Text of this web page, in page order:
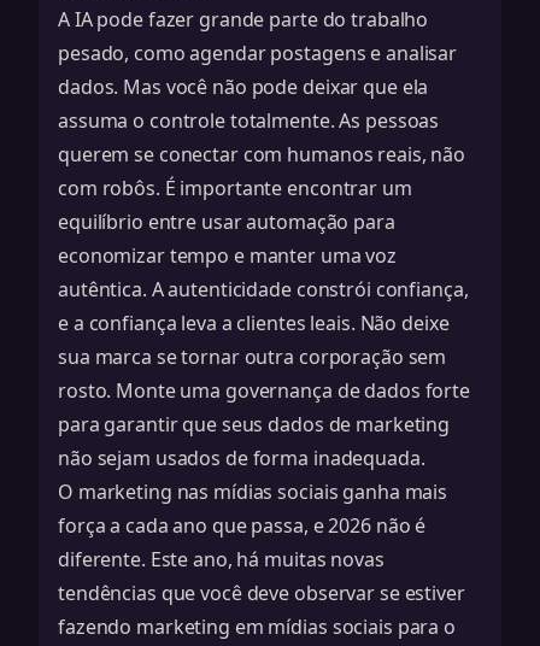
A IA pode fazer grande parte do trabalho
pesado, como agendar postagens e analisar
dados. Mas você não pode deixar que ela
assuma o controle totalmente. As pessoas
querem se conectar com humanos reais, não
com robôs. É importante encontrar um
equilíbrio entre usar automação para
economizar tempo e manter uma voz
autêntica. A autenticidade constrói confiança,
e a confiança leva a clientes leais. Não deixe
sua marca se tornar outra corporação sem
rosto. Monte uma governança de dados forte
para garantir que seus dados de marketing
não sejam usados de forma inadequada.
O marketing nas mídias sociais ganha mais
força a cada ano que passa, e 2026 não é
diferente. Este ano, há muitas novas
tendências que você deve observar se estiver
fazendo marketing em mídias sociais para o